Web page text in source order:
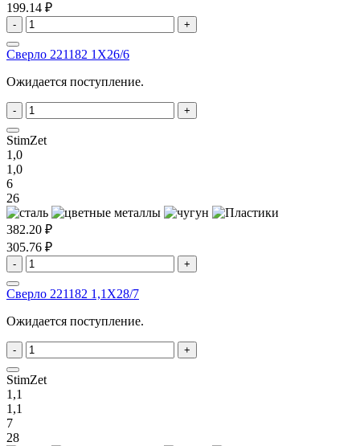
199.14 ₽
- +
Сверло 221182 1X26/6
Ожидается поступление.
- +
StimZet
1,0
1,0
6
26
382.20 ₽
305.76 ₽
- +
Сверло 221182 1,1X28/7
Ожидается поступление.
- +
StimZet
1,1
1,1
7
28